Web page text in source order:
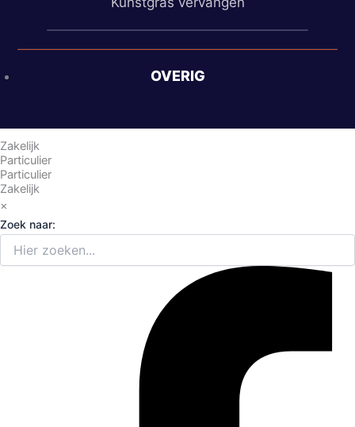
Zakelijk
Particulier
Particulier
Zakelijk
×
Zoek naar:
OVERIG